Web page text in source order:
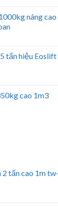
nâng
tấn hiệu Eoslift
cao 1m3
2 tấn cao 1m